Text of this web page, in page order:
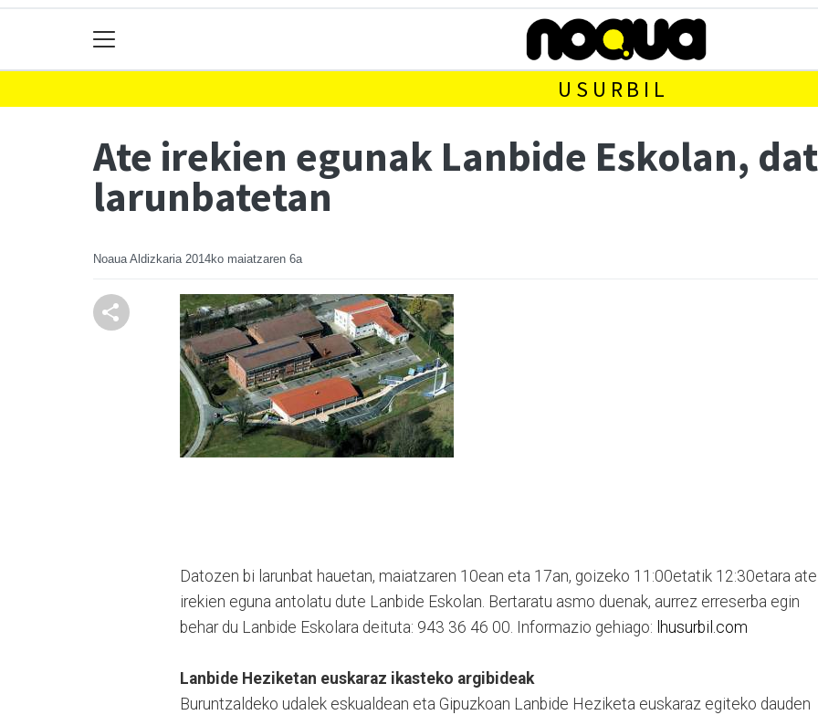
USURBIL
Ate irekien egunak Lanbide Eskolan,
larunbatetan
Noaua Aldizkaria 2014ko maiatzaren 6a
Datozen bi larunbat hauetan, maiatzaren 10ean eta 17an, goizeko 11:00etatik 12:30etara ate
irekien eguna antolatu dute Lanbide Eskolan. Bertaratu asmo duenak, aurrez erreserba egin
behar du Lanbide Eskolara deituta: 943 36 46 00. Informazio gehiago: lhusurbil.com
Lanbide Heziketan euskaraz ikasteko argibideak
Buruntzaldeko udalek eskualdean eta Gipuzkoan Lanbide Heziketa euskaraz egiteko dauden